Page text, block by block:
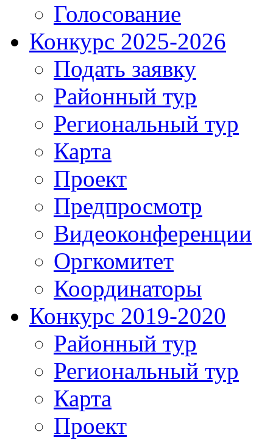
Голосование
Конкурс 2025-2026
Подать заявку
Районный тур
Региональный тур
Карта
Проект
Предпросмотр
Видеоконференции
Оргкомитет
Координаторы
Конкурс 2019-2020
Районный тур
Региональный тур
Карта
Проект